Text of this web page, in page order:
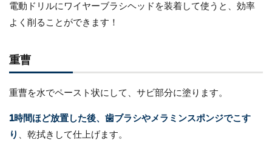
電動ドリルにワイヤーブラシヘッドを装着して使うと、効率
よく削ることができます！
重曹
重曹を水でペースト状にして、サビ部分に塗ります。
1時間ほど放置した後、歯ブラシやメラミンスポンジでこす
り
、乾拭きして仕上げます。